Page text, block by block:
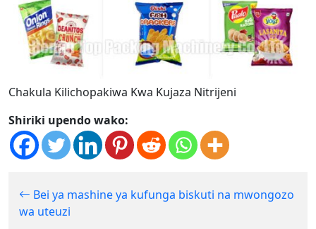
Chakula Kilichopakiwa Kwa Kujaza Nitrijeni
Shiriki upendo wako:
Bei ya mashine ya kufunga biskuti na mwongozo
wa uteuzi